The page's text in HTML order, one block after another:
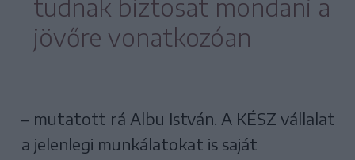
tudnak biztosat mondani a
jövőre vonatkozóan
– mutatott rá Albu István. A KÉSZ vállalat
a jelenlegi munkálatokat is saját